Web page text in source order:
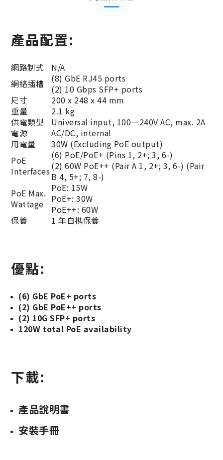
產品配置:
網路制式
N/A
網絡插槽
(8) GbE RJ45 ports
(2) 10 Gbps SFP+ ports
尺寸
200 x 248 x 44 mm
重量
2.1 kg
供電類型
Universal input, 100—240V AC, max. 2A
電源
AC/DC, internal
用電量
30W (Excluding PoE output)
PoE
Interfaces
(6) PoE/PoE+ (Pins 1, 2+; 3, 6-)
(2) 60W PoE++ (Pair A 1, 2+; 3, 6-) (Pair
B 4, 5+; 7, 8-)
PoE Max.
Wattage
PoE: 15W
PoE+: 30W
PoE++: 60W
保養
1 年自携保養
優點:
(6) GbE PoE+ ports
(2) GbE PoE++ ports
(2) 10G SFP+ ports
120W total PoE availability
下載:
產品說明書
安裝手冊